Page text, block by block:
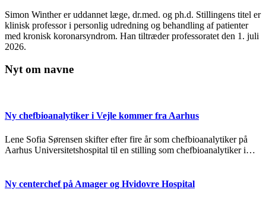
Simon Winther er uddannet læge, dr.med. og ph.d. Stillingens titel er
klinisk professor i personlig udredning og behandling af patienter
med kronisk koronarsyndrom. Han tiltræder professoratet den 1. juli
2026.
Nyt om navne
Ny chefbioanalytiker i Vejle kommer fra Aarhus
Lene Sofia Sørensen skifter efter fire år som chefbioanalytiker på
Aarhus Universitetshospital til en stilling som chefbioanalytiker i…
Ny centerchef på Amager og Hvidovre Hospital